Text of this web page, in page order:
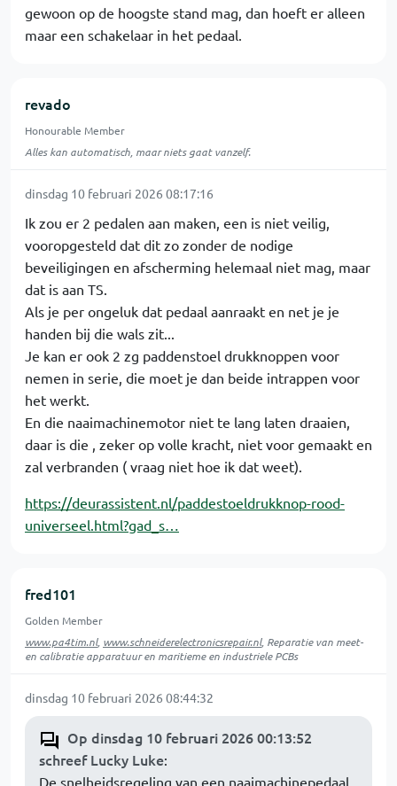
gewoon op de hoogste stand mag, dan hoeft er alleen
maar een schakelaar in het pedaal.
revado
Honourable Member
Alles kan automatisch, maar niets gaat vanzelf.
dinsdag 10 februari 2026 08:17:16
Ik zou er 2 pedalen aan maken, een is niet veilig,
vooropgesteld dat dit zo zonder de nodige
beveiligingen en afscherming helemaal niet mag, maar
dat is aan TS.
Als je per ongeluk dat pedaal aanraakt en net je je
handen bij die wals zit...
Je kan er ook 2 zg paddenstoel drukknoppen voor
nemen in serie, die moet je dan beide intrappen voor
het werkt.
En die naaimachinemotor niet te lang laten draaien,
daar is die , zeker op volle kracht, niet voor gemaakt en
zal verbranden ( vraag niet hoe ik dat weet).
https://deurassistent.nl/paddestoeldrukknop-rood-
universeel.html?gad_s…
fred101
Golden Member
www.pa4tim.nl, www.schneiderelectronicsrepair.nl, Reparatie van meet-
en calibratie apparatuur en maritieme en industriele PCBs
dinsdag 10 februari 2026 08:44:32
Op dinsdag 10 februari 2026 00:13:52
schreef Lucky Luke:
De snelheidsregeling van een naaimachinepedaal